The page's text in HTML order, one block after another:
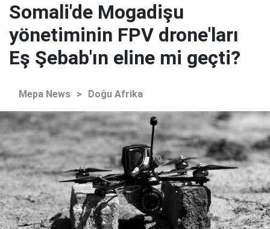
Somali'de Mogadişu
yönetiminin FPV drone'ları
Eş Şebab'ın eline mi geçti?
Mepa News > Doğu Afrika